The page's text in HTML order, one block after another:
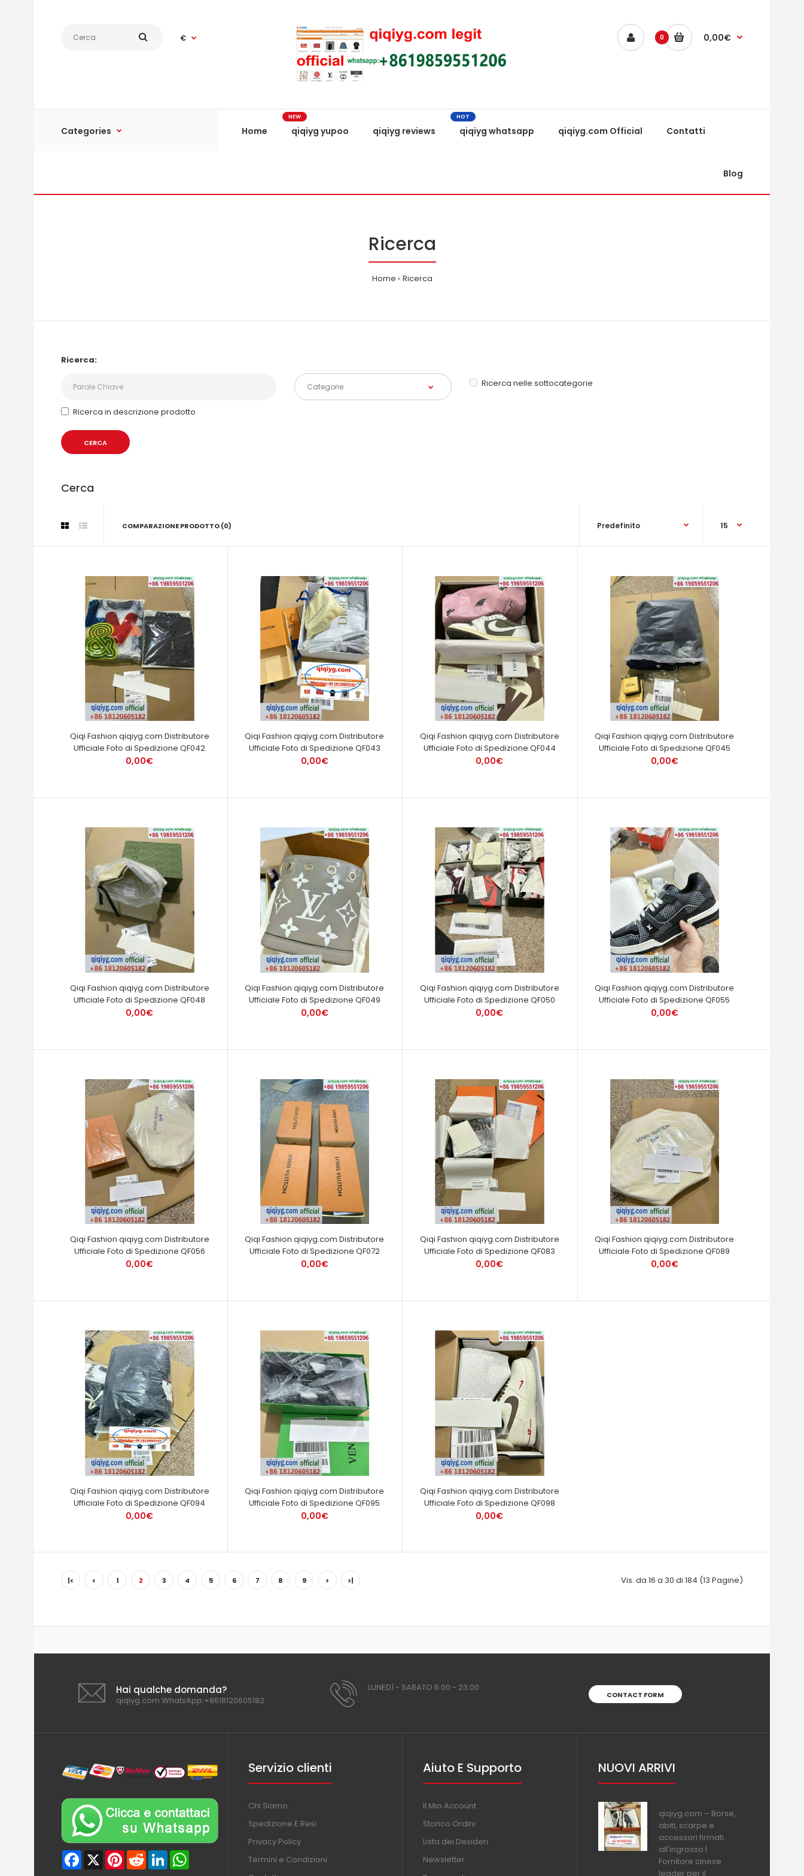
€ 0 0,00€
Categories Home qiqiyg yupoo
NEW
qiqiyg reviews qiqiyg whatsapp
HOT
qiqiyg.com Official Contatti
Blog
Ricerca
Home Ricerca
Ricerca:
Ricerca nelle sottocategorie
Ricerca in descrizione prodotto
Cerca
COMPARAZIONE PRODOTTO (0)
Qiqi Fashion qiqiyg.com Distributore
Ufficiale Foto di Spedizione QF042
0,00€
Qiqi Fashion qiqiyg.com Distributore
Ufficiale Foto di Spedizione QF043
0,00€
Qiqi Fashion qiqiyg.com Distributore
Ufficiale Foto di Spedizione QF044
0,00€
Qiqi Fashion qiqiyg.com Distributore
Ufficiale Foto di Spedizione QF045
0,00€
Qiqi Fashion qiqiyg.com Distributore
Ufficiale Foto di Spedizione QF048
0,00€
Qiqi Fashion qiqiyg.com Distributore
Ufficiale Foto di Spedizione QF049
0,00€
Qiqi Fashion qiqiyg.com Distributore
Ufficiale Foto di Spedizione QF050
0,00€
Qiqi Fashion qiqiyg.com Distributore
Ufficiale Foto di Spedizione QF055
0,00€
Qiqi Fashion qiqiyg.com Distributore
Ufficiale Foto di Spedizione QF056
0,00€
Qiqi Fashion qiqiyg.com Distributore
Ufficiale Foto di Spedizione QF072
0,00€
Qiqi Fashion qiqiyg.com Distributore
Ufficiale Foto di Spedizione QF083
0,00€
Qiqi Fashion qiqiyg.com Distributore
Ufficiale Foto di Spedizione QF089
0,00€
Qiqi Fashion qiqiyg.com Distributore
Ufficiale Foto di Spedizione QF094
0,00€
Qiqi Fashion qiqiyg.com Distributore
Ufficiale Foto di Spedizione QF095
0,00€
Qiqi Fashion qiqiyg.com Distributore
Ufficiale Foto di Spedizione QF098
0,00€
|< < 1 2 3 4 5 6 7 8 9 > >| Vis. da 16 a 30 di 184 (13 Pagine)
Hai qualche domanda?
qiqiyg.com WhatsApp:+8618120605182
LUNEDÌ - SABATO 6:00 - 23:00
CONTACT FORM
Facebook
X PinterestRedditLinkedIn
Servizio clienti
Chi Siamo
Spedizione E Resi
Privacy Policy
Termini e Condizioni
Aiuto E Supporto
Il Mio Account
Storico Ordini
Lista dei Desideri
Newsletter
NUOVI ARRIVI
qiqiyg.com – Borse,
abiti, scarpe e
accessori firmati
all'ingrosso |
Fornitore cinese
leader per il